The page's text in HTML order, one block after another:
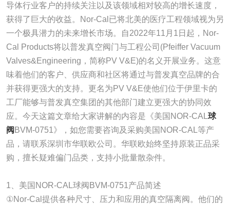
导体行业客户的持续关注以及该领域相对较高的增长速度，
获得了巨大的收益。Nor-Cal已将北美的医疗工程领域视为另
一个极具潜力的未来增长市场。自2022年11月1日起，Nor-
Cal Products将以普发真空阀门与工程公司(Pfeiffer Vacuum
Valves&Engineering，简称PV V&E)的名义开展业务。这意
味着他们的客户、供应商和社区将通过与普发真空品牌的合
并获得更强大的支持。更名为PV V&E使他们位于伊里卡的
工厂能够与普发真空集团的其他部门建立更强大的协同效
应。今天这篇文章给大家讲解的内容是《美国NOR-CAL球
阀 BVM-0751》，如您需要咨询及采购美国NOR-CAL等产
品，请联系深圳市华联欧公司。华联欧始终坚持原装正品采
购，擅长疑难偏门品类，支持小批量散杂件。
1、美国NOR-CAL球阀BVM-0751产品简述
①Nor-Cal提供各种尺寸、压力和应用的真空隔离阀。他们的